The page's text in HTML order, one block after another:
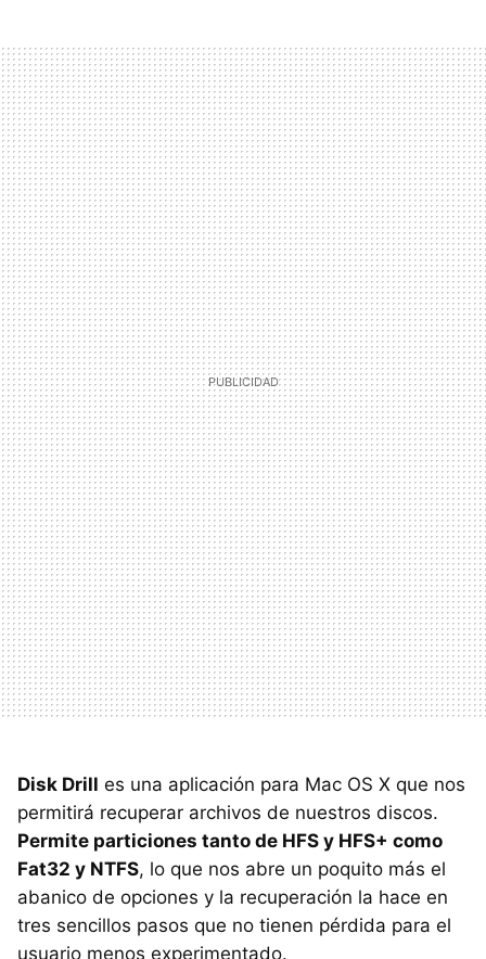
Disk Drill es una aplicación para Mac OS X que nos
permitirá recuperar archivos de nuestros discos.
Permite particiones tanto de HFS y HFS+ como
Fat32 y NTFS, lo que nos abre un poquito más el
abanico de opciones y la recuperación la hace en
tres sencillos pasos que no tienen pérdida para el
usuario menos experimentado.